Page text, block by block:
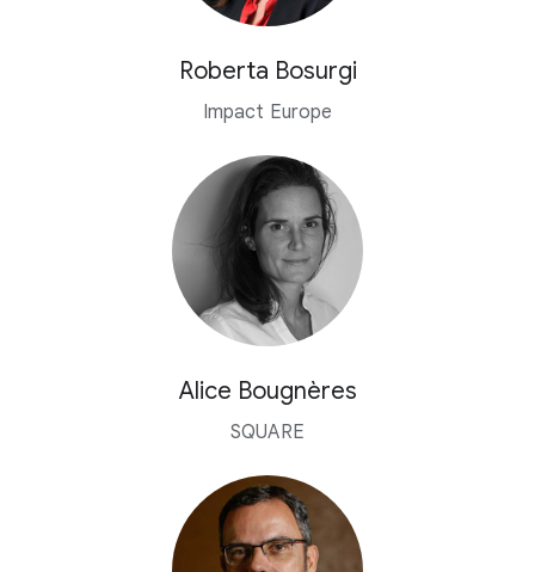
Roberta Bosurgi
Impact Europe
Alice Bougnères
SQUARE